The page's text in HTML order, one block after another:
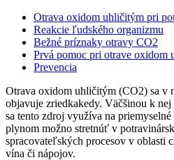
Otrava oxidom uhličitým pri
Reakcie ľudského organizmu
Bežné príznaky otravy CO2
Prvá pomoc pri otrave oxidom
Prevencia
Otrava oxidom uhličitým (CO2) sa v
objavuje zriedkakedy. Väčšinou k nej
sa tento zdroj využíva na
plynom možno stretnúť v
spracovateľských procesov v oblasti
vína či nápojov.